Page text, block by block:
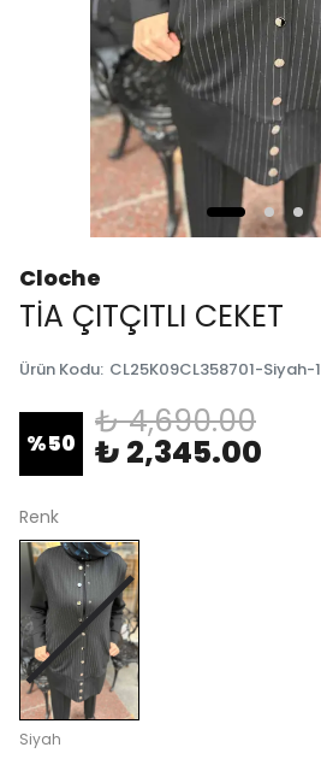
Cloche
TİA ÇITÇITLI CEKET
Ürün Kodu: CL25K09CL358701-Siyah-1
%50
₺ 4,690.00
₺ 2,345.00
Renk
Siyah